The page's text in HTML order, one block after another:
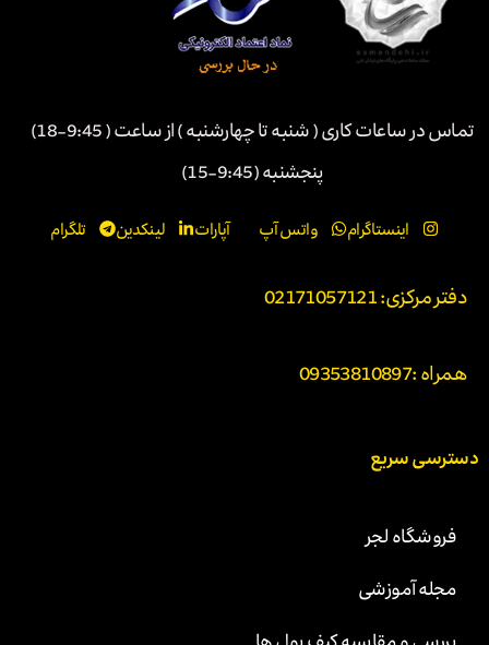
تماس در ساعات کاری ( شنبه تا چهارشنبه ) از ساعت ( 9:45-18)
پنجشنبه (9:45-15)
اینستاگرام واتس آپ آپارات لینکدین تلگرام
دفتر مرکزی: 02171057121
همراه :09353810897
دسترسی سریع
فروشگاه لجر
مجله آموزشی
بررسی و مقایسه کیف پول ها